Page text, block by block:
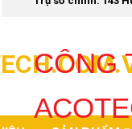
CÔNG